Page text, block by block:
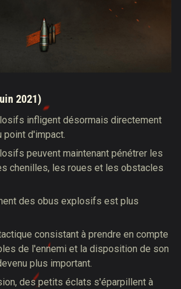
2021)
infligent désormais directement
point d'impact.
peuvent maintenant pénétrer les
chenilles, les roues et les obstacles
des obus explosifs est plus
consistant à prendre en compte
de l'ennemi et la disposition de son
plus important.
des petits éclats s'éparpillent à